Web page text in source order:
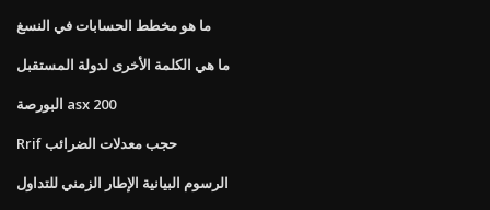
ما هو مخطط الحسابات في النسغ
ما هي الكلمة الأخرى لدولة المستقبل
البورصة asx 200
Rrif حجب معدلات الضرائب
الرسوم البيانية الإطار الزمني للتداول